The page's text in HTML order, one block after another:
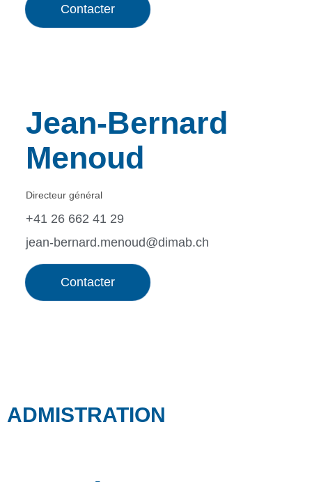
Contacter
Jean-Bernard
Menoud
Directeur général
+41 26 662 41 29
jean-bernard.menoud@dimab.ch
Contacter
ADMISTRATION